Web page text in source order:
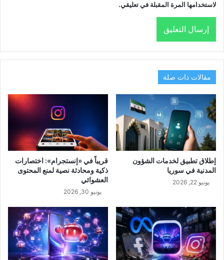
لاستخدامها المرة المقبلة في تعليقي.
مقالات ذات صلة
إطلاق تطبيق لخدمات الشؤون
المدنية في سوريا
يونيو 22, 2026
قريباً في «إنستجرام»: اختصارات
ذكية ومحادثة نصية لمنع المحتوى
العشوائي
يونيو 30, 2026